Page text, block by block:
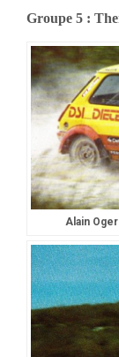
Groupe 5 :
Alain